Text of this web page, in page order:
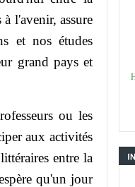
l'avenir, assure
et nos études
grand pays et
ou les
aux activités
entre la
qu'un jour